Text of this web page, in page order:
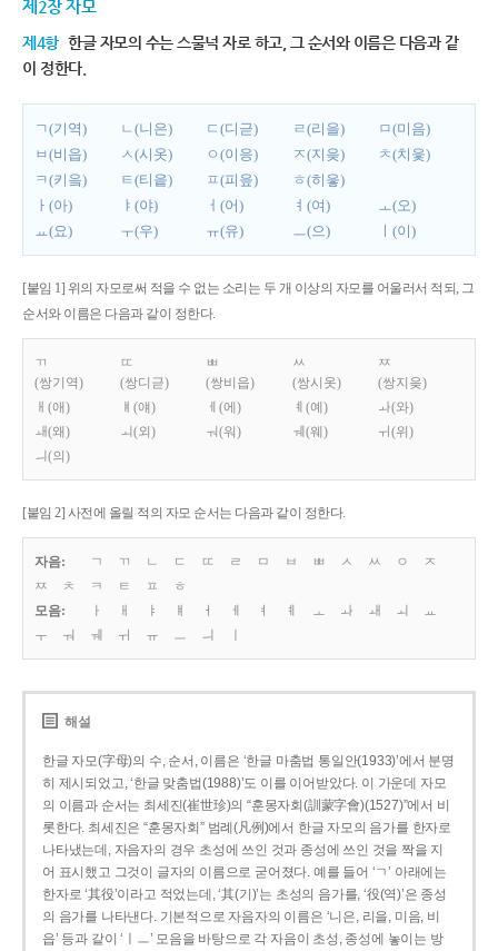
제2장 자모
제4항 한글 자모의 수는 스물넉 자로 하고, 그 순서와 이름은 다음과 같
이 정한다.
ㄱ(기역) ㄴ(니은) ㄷ(디귿) ㄹ(리을)
ㅁ(미음)
ㅂ(비읍)
ㅅ(시옷) ㅇ(이응) ㅈ(지읒)
ㅊ(치읓)
ㅋ(키읔)
ㅌ(티읕) ㅍ(피읖)
ㅎ(히읗)
ㅏ(아)
ㅑ(야) ㅓ(어) ㅕ(여)
ㅗ(오)
ㅛ(요)
ㅜ(우) ㅠ(유) ㅡ(으) ㅣ(이)
[붙임 1] 위의 자모로써 적을 수 없는 소리는 두 개 이상의 자모를 어울러서 적되, 그
순서와 이름은 다음과 같이 정한다.
ㄲ
(쌍기역)
ㄸ
(쌍디귿)
ㅃ
(쌍비읍)
ㅆ
(쌍시옷)
ㅉ
(쌍지읒)
ㅐ(애)
ㅒ(얘) ㅔ(에) ㅖ(예)
ㅘ(와)
ㅙ(왜)
ㅚ(외) ㅝ(워) ㅞ(웨)
ㅟ(위)
ㅢ(의)
[붙임 2] 사전에 올릴 적의 자모 순서는 다음과 같이 정한다.
자음: ㄱ ㄲ ㄴ ㄷ ㄸ ㄹ ㅁ ㅂ ㅃ ㅅ ㅆ ㅇ
ㅈ
ㅉ
ㅊ ㅋ ㅌ ㅍ
ㅎ
모음:
ㅏ ㅐ ㅑ ㅒ ㅓ ㅔ ㅕ ㅖ ㅗ ㅘ ㅙ ㅚ
ㅛ
ㅜ
ㅝ ㅞ ㅟ ㅠ ㅡ ㅢ
해설
한글 자모(字母)의 수, 순서, 이름은 ‘한글 마춤법 통일안(1933)’에서 분명
히 제시되었고, ‘한글 맞춤법(1988)’도 이를 이어받았다. 이 가운데 자모
의 이름과 순서는 최세진(崔世珍)의 “훈몽자회(訓蒙字會)(1527)”에서 비
롯한다. 최세진은 “훈몽자회” 범례(凡例)에서 한글 자모의 음가를 한자로
나타냈는데, 자음자의 경우 초성에 쓰인 것과 종성에 쓰인 것을 짝을 지
어 표시했고 그것이 글자의 이름으로 굳어졌다. 예를 들어 ‘ㄱ’ 아래에는
한자로 ‘其役’이라고 적었는데, ‘其(기)’는 초성의 음가를, ‘役(역)’은 종성
의 음가를 나타낸다. 기본적으로 자음자의 이름은 ‘니은, 리을, 미음, 비
읍’ 등과 같이 ‘ㅣㅡ’ 모음을 바탕으로 각 자음이 초성, 종성에 놓이는 방